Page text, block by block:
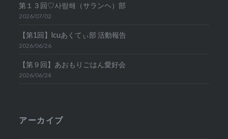
第１３回♡사랑해（サランヘ）部
2026/07/02
【第1回】lcuあくてぃ部 活動報告
2026/06/26
【第９回】あおもりごはん愛好会
2026/06/24
アーカイブ